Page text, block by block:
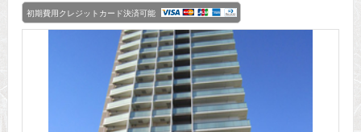
初期費用クレジットカード決済可能